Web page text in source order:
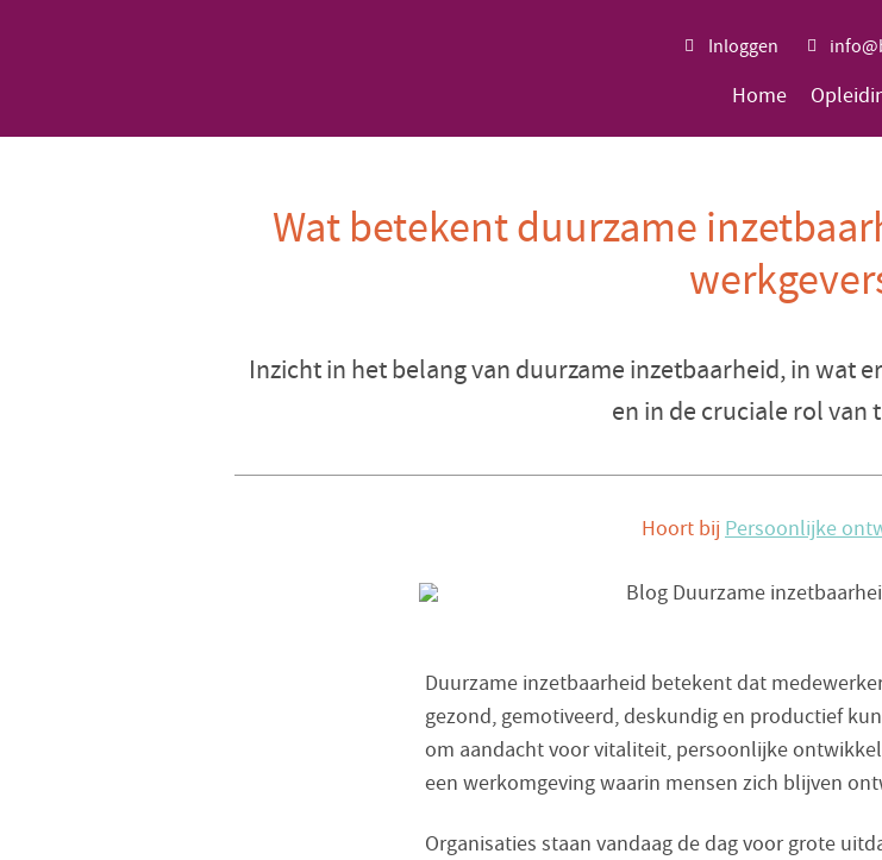
Inloggen
Home
Wat betekent duurzame
Inzicht in het belang van duurzame inzetbaarheid, in wat
en in de cruciale rol van
Hoort bij Persoonlijke
Duurzame inzetbaarheid betekent dat
gezond, gemotiveerd, deskundig en productief
om aandacht voor vitaliteit, persoonlijke
een werkomgeving waarin mensen zich blijven
Organisaties staan vandaag de dag voor grote